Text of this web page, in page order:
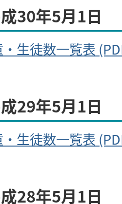
30年5月1日
生徒数一覧表
29年5月1日
生徒数一覧表
28年5月1日